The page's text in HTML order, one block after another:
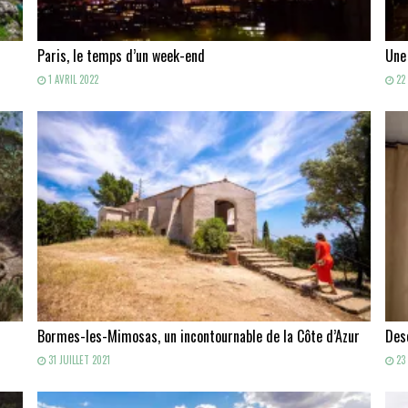
Paris, le temps d’un week-end
1 AVRIL 2022 22
Bormes-les-Mimosas, un incontournable de la Côte d’Azur
31 JUILLET 2021 23